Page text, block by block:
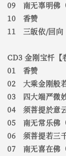
09 南无辜明佛（
10 香赞
11 三皈依/回向
CD3 金刚宝忏【
01 香赞
02 大乘金刚般
03 四大端严微
04 须菩提於意云
05 南无常乐佛（
06 须菩提若三千
07 南无喜在佛（